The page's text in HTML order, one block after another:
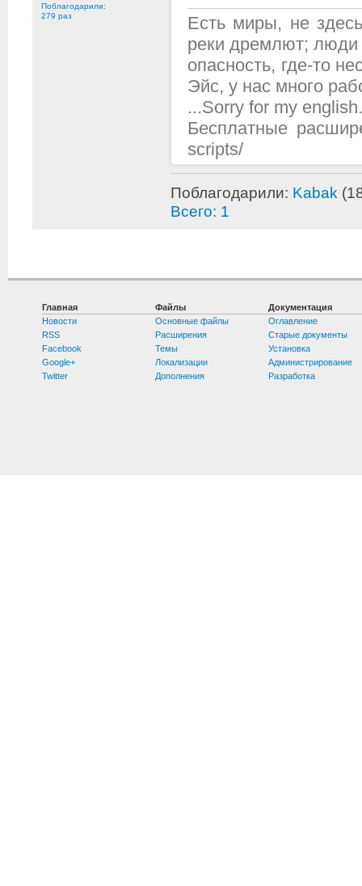
Поблагодарили:
279 раз
Есть миры, не
реки дремлют; люди
опасность, где-то
Эйс, у нас много
...Sorry for my
Бесплатные
scripts/
Поблагодарили: Kabak
Всего: 1
Главная
Новости
RSS
Facebook
Google+
Twitter
Файлы
Основные файлы
Расширения
Темы
Локализации
Дополнения
Документация
Оглавление
Старые документы
Установка
Администрирование
Разработка